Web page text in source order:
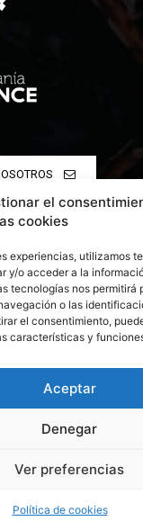
el
cookies
experiencias, utilizamos
y/o acceder a la
tecnologías nos permitirá
o las
el consentimiento,
características y
Aceptar
Denegar
Ver preferencias
Política de cookies
derechos reservados.